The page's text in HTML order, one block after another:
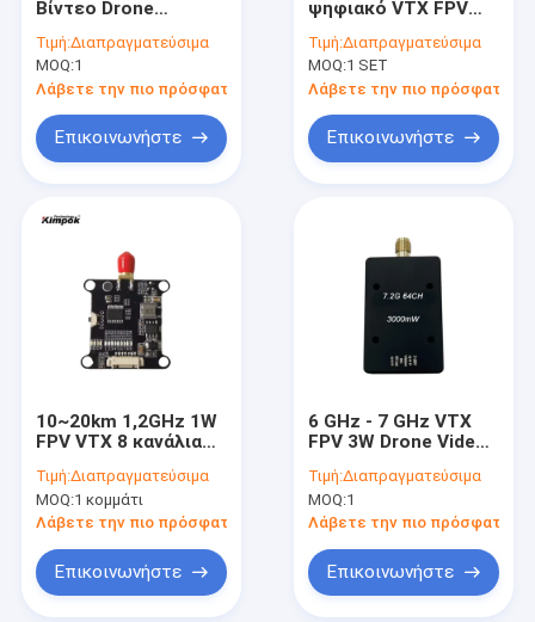
Βίντεο Drone
Σταθερή Εμπειρία
FPV με Χαμηλή
Καθυστέρηση
Τιμή:Διαπραγματεύσιμα
MOQ:1
Λάβετε την πιο πρόσφατη τιμή
Επικοινωνήστε
ψηφιακό VTX FPV
Transmitter και
δέκτη 8 κανάλια
Τιμή:Διαπραγματεύσιμα
MOQ:1 SET
Λάβετε την πιο πρόσφατη
Επικοινωνήστε
10~20km 1,2GHz 1W
FPV VTX 8 κανάλια
Transmitter Module
Τιμή:Διαπραγματεύσιμα
MOQ:1 κομμάτι
Λάβετε την πιο πρόσφατη τιμή
Επικοινωνήστε
6 GHz - 7 GHz VTX
FPV 3W Drone Video
64CH IRC Tramp
Τιμή:Διαπραγματεύσιμα
MOQ:1
Λάβετε την πιο πρόσφατη
Επικοινωνήστε